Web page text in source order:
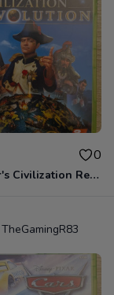
0
Sid Meier's Civilization Revolution Xbox 360
TheGamingR83